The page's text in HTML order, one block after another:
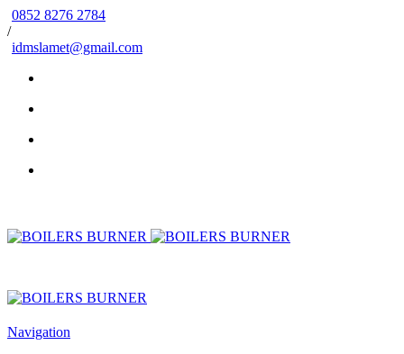
0852 8276 2784
/
idmslamet@gmail.com
Navigation